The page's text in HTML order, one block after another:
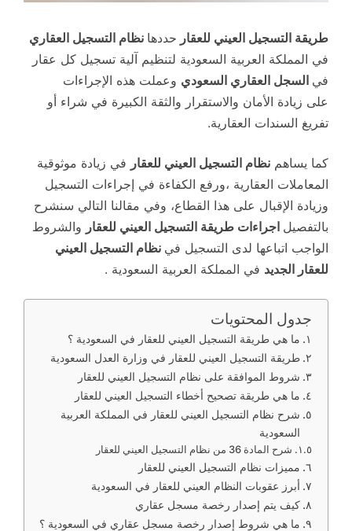
طريقة التسجيل العيني للعقار حددها نظام التسجيل العقاري
في المملكة العربية السعودية لتنظيم آلية تسجيل كل عقار
في السجل العقاري السعودي وعملت هذه الإجراءات
على زيادة الأمان والاستقرار والثقة الكبيرة في شراء أو
تفريغ السندات العقارية.
كما يساهم نظام التسجيل العيني للعقار في زيادة موثوقية
المعاملات العقارية ،ورفع الكفاءة في إجراءات التسجيل
وزيادة الإقبال على هذا القطاع، وفي مقالنا التالي سنشرح
بالتفصيل اجراءات طريقة التسجيل العيني للعقار والشروط
الواجب اتباعها لدى التسجيل في نظام التسجيل العيني
للعقار الجديد في المملكة العربية السعودية .
جدول المحتويات
ما هي طريقة التسجيل العيني للعقار في السعودية ؟
طريقة التسجيل العيني للعقار في وزارة العدل السعودية
شروط الموافقة على نظام التسجيل العيني للعقار
ما هي طريقة تصحيح أخطاء التسجيل العيني للعقار
شرح نظام التسجيل العيني للعقار في المملكة العربية
السعودية
شرح المادة 36 من نظام التسجيل العيني للعقار
مميزات نظام التسجيل العيني للعقار
أبرز عقوبات النظام العيني للعقار في السعودية
كيف يتم إصدار رخصة مسجل عقاري
ما هي شروط إصدار رخصة مسجل عقاري في السعودية ؟